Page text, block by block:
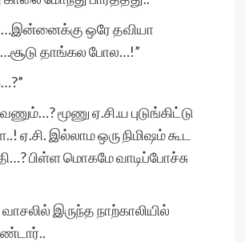
ஒரே தவியா
தாங்கல போல…!”
மூணு ஏ.சி.ய புடுங்கிட்டு
ஏ.சி. இல்லாம ஒரு நிமிஷம் கூட
பிள்ள மொகமே வாடிப்போச்சு
இருந்த நாற்காலியில்